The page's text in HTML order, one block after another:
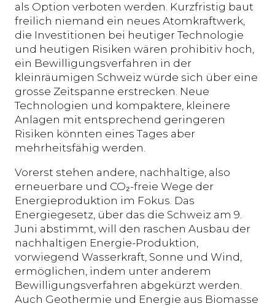
als Option verboten werden. Kurzfristig baut
freilich niemand ein neues Atomkraftwerk,
die Investitionen bei heutiger Technologie
und heutigen Risiken wären prohibitiv hoch,
ein Bewilligungsverfahren in der
kleinräumigen Schweiz würde sich über eine
grosse Zeitspanne erstrecken. Neue
Technologien und kompaktere, kleinere
Anlagen mit entsprechend geringeren
Risiken könnten eines Tages aber
mehrheitsfähig werden.
Vorerst stehen andere, nachhaltige, also
erneuerbare und CO₂-freie Wege der
Energieproduktion im Fokus. Das
Energiegesetz, über das die Schweiz am 9.
Juni abstimmt, will den raschen Ausbau der
nachhaltigen Energie-Produktion,
vorwiegend Wasserkraft, Sonne und Wind,
ermöglichen, indem unter anderem
Bewilligungsverfahren abgekürzt werden.
Auch Geothermie und Energie aus Biomasse